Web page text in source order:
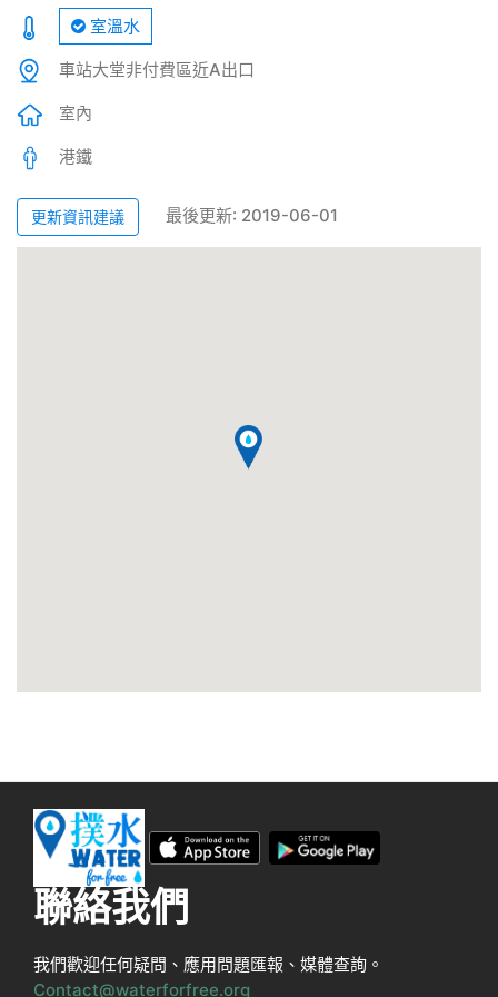
室溫水
車站大堂非付費區近A出口
室內
港鐵
更新資訊建議 最後更新: 2019-06-01
聯絡我們
我們歡迎任何疑問、應用問題匯報、媒體查詢。
Contact@waterforfree.org